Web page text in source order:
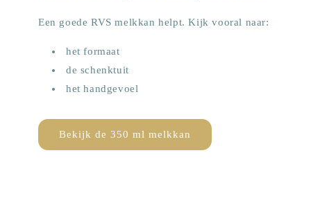
Een goede RVS melkkan helpt. Kijk vooral naar:
het formaat
de schenktuit
het handgevoel
Bekijk de 350 ml melkkan